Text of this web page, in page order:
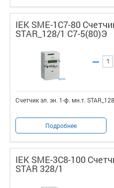
IEK SME-1C7-80
STAR_128/1 С7-5(80)Э
Счетчик эл. эн. 1-ф. мн.т.
Подробнее
IEK SME-3C8-100
STAR 328/1